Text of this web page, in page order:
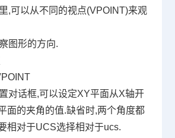
,可以从不同的视点(VPOINT)来观
图形的方向.
对话框,可以设定XY平面从X轴开
面的夹角的值.缺省时,两个角度都
相对于UCS选择相对于ucs.